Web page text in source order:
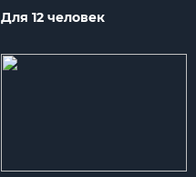
Для 12 человек